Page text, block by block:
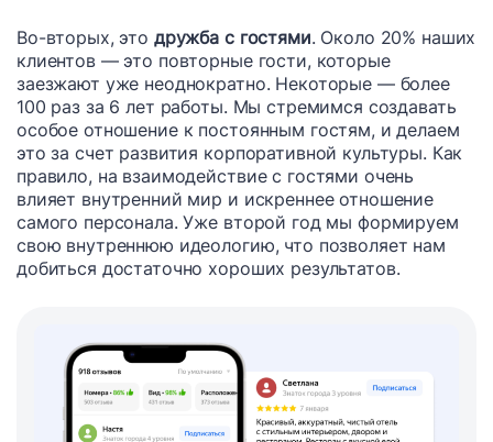
Во-вторых, это дружба с гостями. Около 20% наших
клиентов — это повторные гости, которые
заезжают уже неоднократно. Некоторые — более
100 раз за 6 лет работы. Мы стремимся создавать
особое отношение к постоянным гостям, и делаем
это за счет развития корпоративной культуры. Как
правило, на взаимодействие с гостями очень
влияет внутренний мир и искреннее отношение
самого персонала. Уже второй год мы формируем
свою внутреннюю идеологию, что позволяет нам
добиться достаточно хороших результатов.